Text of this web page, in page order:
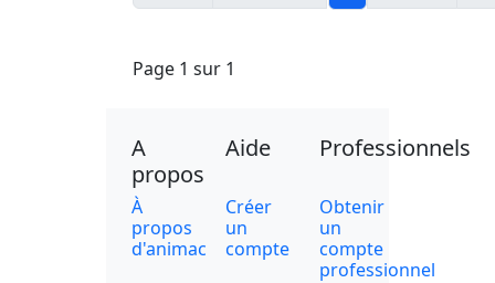
Page 1 sur 1
A
propos
Aide Professionnels
À
propos
d'animac
Créer
un
compte
Obtenir
un
compte
professionnel